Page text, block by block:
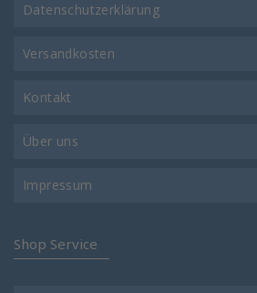
Datenschutzerklärung
Versandkosten
Kontakt
Über uns
Impressum
Shop Service